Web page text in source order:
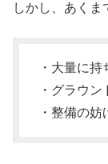
しかし、あくま
・大量に
・グラウ
・整備の